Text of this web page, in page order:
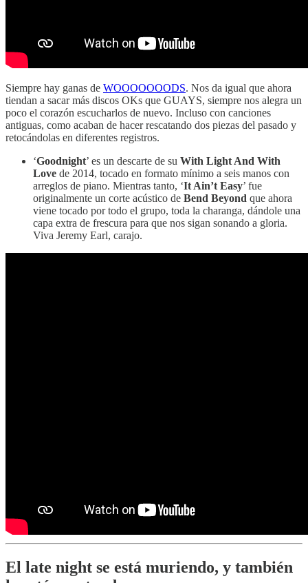
Siempre hay ganas de WOOOOOOODS. Nos da igual que ahora
tiendan a sacar más discos OKs que GUAYS, siempre nos alegra un
poco el corazón escucharlos de nuevo. Incluso con canciones
antiguas, como acaban de hacer rescatando dos piezas del pasado y
retocándolas en diferentes registros.
‘Goodnight’ es un descarte de su With Light And With
Love de 2014, tocado en formato mínimo a seis manos con
arreglos de piano. Mientras tanto, ‘It Ain’t Easy’ fue
originalmente un corte acústico de Bend Beyond que ahora
viene tocado por todo el grupo, toda la charanga, dándole una
capa extra de frescura para que nos sigan sonando a gloria.
Viva Jeremy Earl, carajo.
El late night se está muriendo, y también